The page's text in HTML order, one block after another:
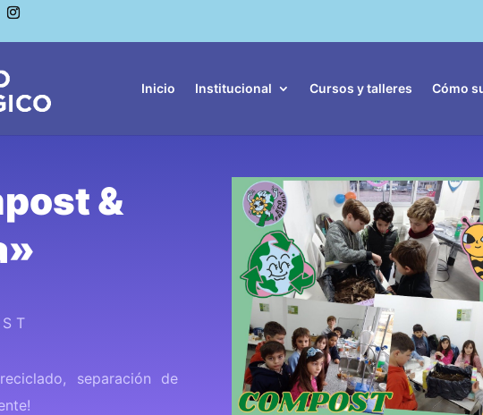
Inicio Institucional Cursos y talleres Cómo
&
T
separación de